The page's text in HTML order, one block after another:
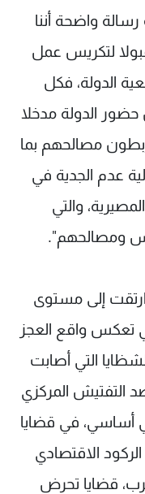
واضحة أننا
لتكريس عمل
الدولة، فكل
الدولة مدخلا
مصالحهم بما
عدم الجدية في
والتي
ومصالحهم".
ارتقت إلى مستوى
تعكس واقع العجز
التي أصابت
التفتيش المركزي
أساسي، في قضايا
الاقتصادي
قضايا تحرض